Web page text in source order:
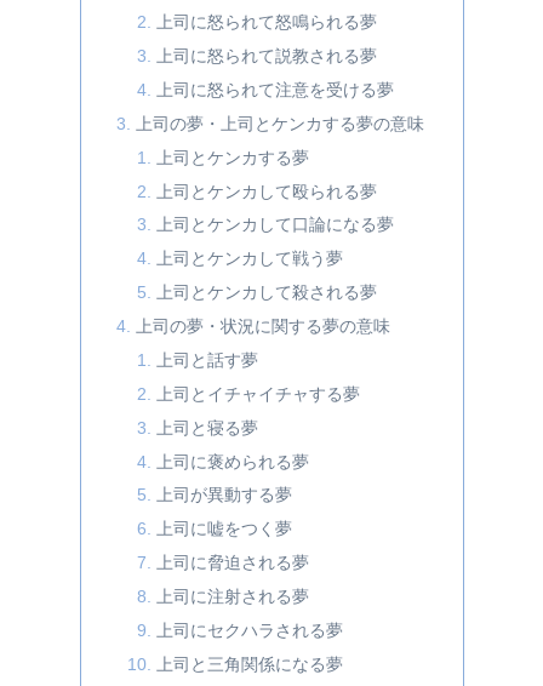
上司に怒られて怒鳴られる夢
上司に怒られて説教される夢
上司に怒られて注意を受ける夢
上司の夢・上司とケンカする夢の意味
上司とケンカする夢
上司とケンカして殴られる夢
上司とケンカして口論になる夢
上司とケンカして戦う夢
上司とケンカして殺される夢
上司の夢・状況に関する夢の意味
上司と話す夢
上司とイチャイチャする夢
上司と寝る夢
上司に褒められる夢
上司が異動する夢
上司に嘘をつく夢
上司に脅迫される夢
上司に注射される夢
上司にセクハラされる夢
上司と三角関係になる夢